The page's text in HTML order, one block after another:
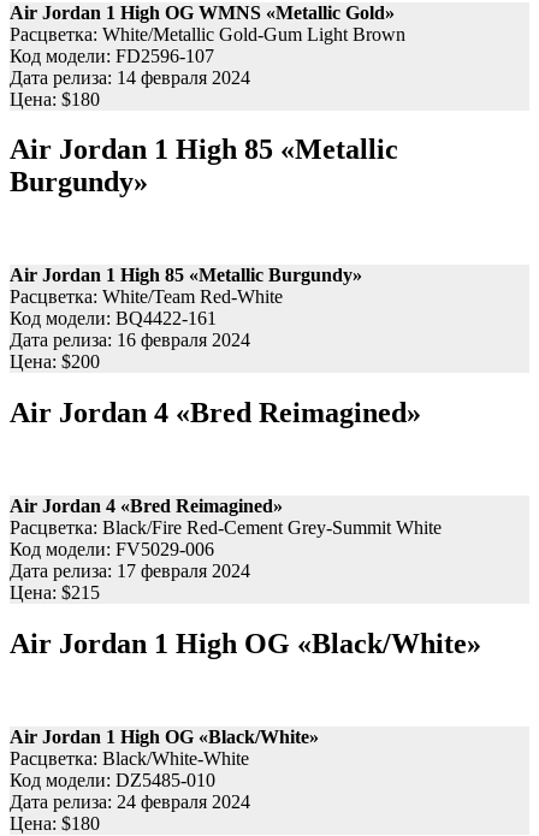
Air Jordan 1 High OG WMNS «Metallic Gold»
Расцветка: White/Metallic Gold-Gum Light Brown
Код модели: FD2596-107
Дата релиза: 14 февраля 2024
Цена: $180
Air Jordan 1 High 85 «Metallic
Burgundy»
Air Jordan 1 High 85 «Metallic Burgundy»
Расцветка: White/Team Red-White
Код модели: BQ4422-161
Дата релиза: 16 февраля 2024
Цена: $200
Air Jordan 4 «Bred Reimagined»
Air Jordan 4 «Bred Reimagined»
Расцветка: Black/Fire Red-Cement Grey-Summit White
Код модели: FV5029-006
Дата релиза: 17 февраля 2024
Цена: $215
Air Jordan 1 High OG «Black/White»
Air Jordan 1 High OG «Black/White»
Расцветка: Black/White-White
Код модели: DZ5485-010
Дата релиза: 24 февраля 2024
Цена: $180